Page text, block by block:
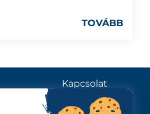
TOVÁBB
Kapcsolat
KÖVESSENEK